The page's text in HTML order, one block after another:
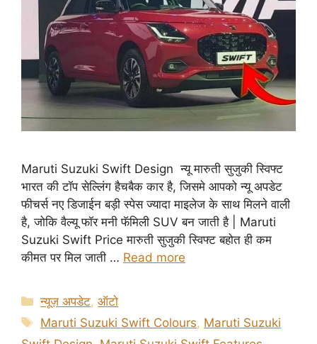
Maruti Suzuki Swift Design न्यू मारुती सुजुकी स्विफ्ट
भारत की टॉप सेल्लिंग हैचबैक कार है, जिसमे आपको न्यू अपडेट
फीचर्स नए डिजाईन बड़ी स्पेस ज्यादा माइलेज के साथ मिलने वाली
है, जोकि वैल्यू फॉर मनी फॅमिली SUV बन जाती है | Maruti
Suzuki Swift Price मारुती सुजुकी स्विफ्ट बहोत ही कम
कीमत पर मिल जाती … Read more
Categories
न्यूज़ अपडेट,ऑटो
Tags
Maruti Suzuki Swift Colours, Maruti Suzuki